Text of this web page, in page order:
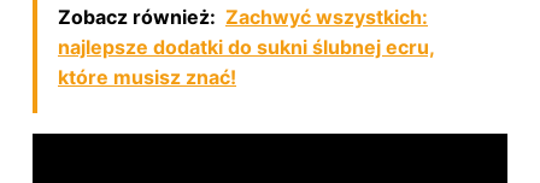
Zobacz również: Zachwyć wszystkich:
najlepsze dodatki do sukni ślubnej ecru,
które musisz znać!